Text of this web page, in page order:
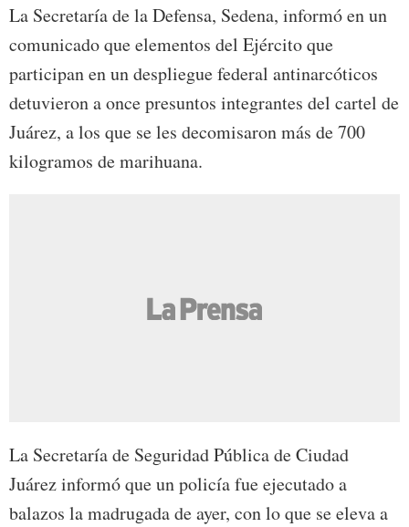
La Secretaría de la Defensa, Sedena, informó en un
comunicado que elementos del Ejército que
participan en un despliegue federal antinarcóticos
detuvieron a once presuntos integrantes del cartel de
Juárez, a los que se les decomisaron más de 700
kilogramos de marihuana.
La Secretaría de Seguridad Pública de Ciudad
Juárez informó que un policía fue ejecutado a
balazos la madrugada de ayer, con lo que se eleva a